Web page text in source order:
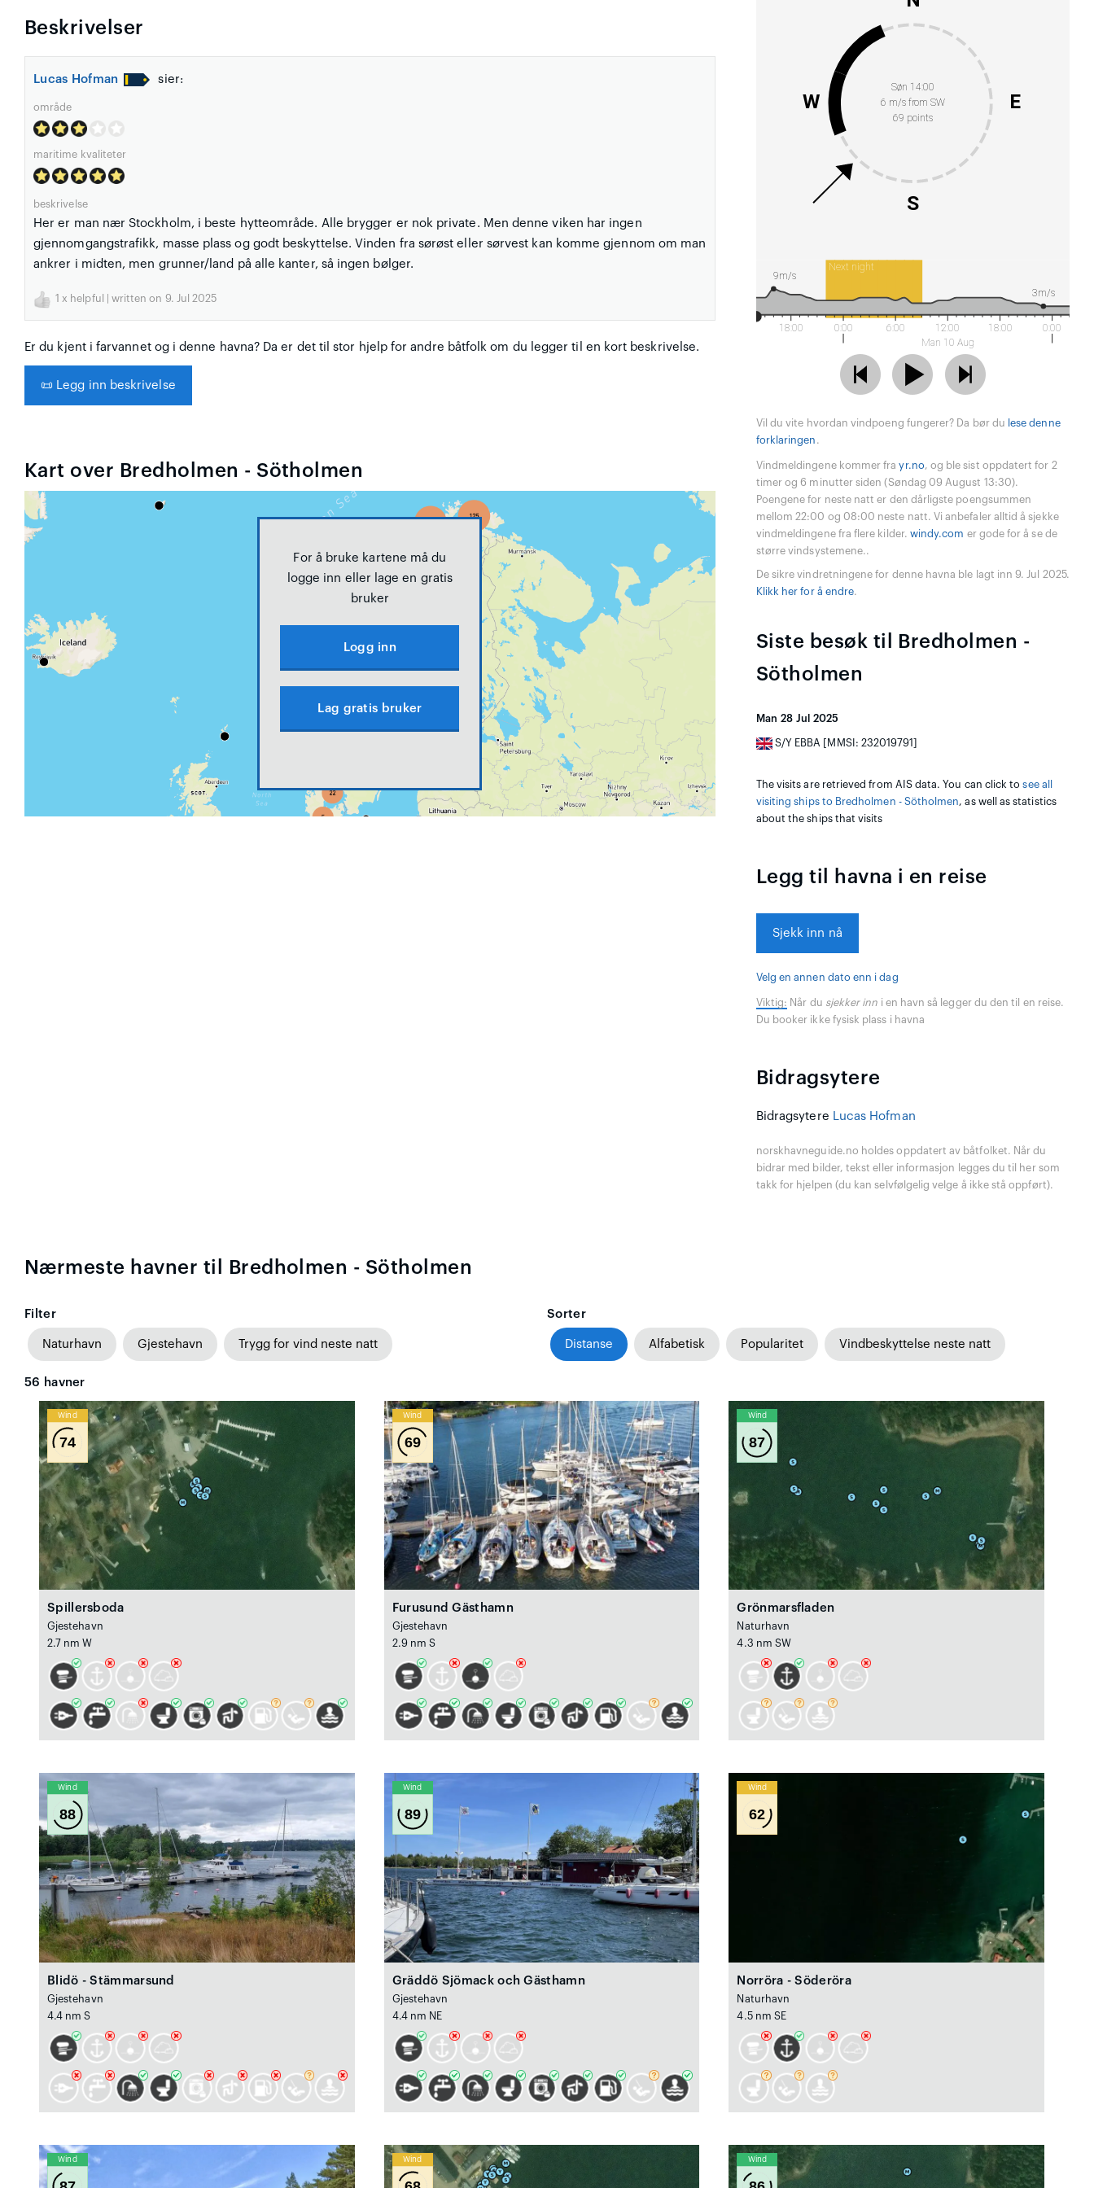
Beskrivelser
Lucas Hofman sier:
område
maritime kvaliteter
beskrivelse
Her er man nær Stockholm, i beste hytteområde. Alle brygger er nok private. Men denne viken har ingen
gjennomgangstrafikk, masse plass og godt beskyttelse. Vinden fra sørøst eller sørvest kan komme gjennom om man
ankrer i midten, men grunner/land på alle kanter, så ingen bølger.
1 x helpful | written on 9. Jul 2025
Er du kjent i farvannet og i denne havna? Da er det til stor hjelp for andre båtfolk om du legger til en kort beskrivelse.
📜 Legg inn beskrivelse
Kart over Bredholmen - Sötholmen
For å bruke kartene må du
logge inn eller lage en gratis
bruker
Logg inn
Lag gratis bruker
Søn 14:00
6 m/s from SW
69 points
E
S
W
Next night
18:00 0:00 6:00
12:00
Man 10 Aug
18:00 0:00
9m/s
3m/s
Vil du vite hvordan vindpoeng fungerer? Da bør du lese denne
forklaringen .
Vindmeldingene kommer frayr.no, og ble sist oppdatert for 2
timer og 6 minutter siden (Søndag 09 August 13:30).
Poengene for neste natt er den dårligste poengsummen
mellom 22:00 og 08:00 neste natt. Vi anbefaler alltid å sjekke
vindmeldingene fra flere kilder. windy.com er gode for å se de
større vindsystemene..
De sikre vindretningene for denne havna ble lagt inn 9. Jul 2025.
Klikk her for å endre.
Siste besøk til Bredholmen -
Sötholmen
Man 28 Jul 2025
S/Y EBBA [MMSI: 232019791]
The visits are retrieved from AIS data. You can click tosee all
visiting ships to Bredholmen - Sötholmen, as well as statistics
about the ships that visits
Legg til havna i en reise
Sjekk inn nå
Velg en annen dato enn i dag
Viktig: Når du sjekker inn i en havn så legger du den til en reise.
Du booker ikke fysisk plass i havna
Bidragsytere
Bidragsytere Lucas Hofman
norskhavneguide.no holdes oppdatert av båtfolket. Når du
bidrar med bilder, tekst eller informasjon legges du til her som
takk for hjelpen (du kan selvfølgelig velge å ikke stå oppført).
Nærmeste havner til Bredholmen - Sötholmen
Filter
Naturhavn Gjestehavn Trygg for vind neste natt
Sorter
Distanse Alfabetisk Popularitet Vindbeskyttelse neste natt
56 havner
Wind
74
Spillersboda
Gjestehavn
2.7 nm W
Wind
69
Furusund Gästhamn
Gjestehavn
2.9 nm S
Wind
87
Grönmarsfladen
Naturhavn
4.3 nm SW
Wind
88
Blidö - Stämmarsund
Gjestehavn
4.4 nm S
Wind
89
Gräddö Sjömack och Gästhamn
Gjestehavn
4.4 nm NE
Wind
62
Norröra - Söderöra
Naturhavn
4.5 nm SE
Wind Wind Wind